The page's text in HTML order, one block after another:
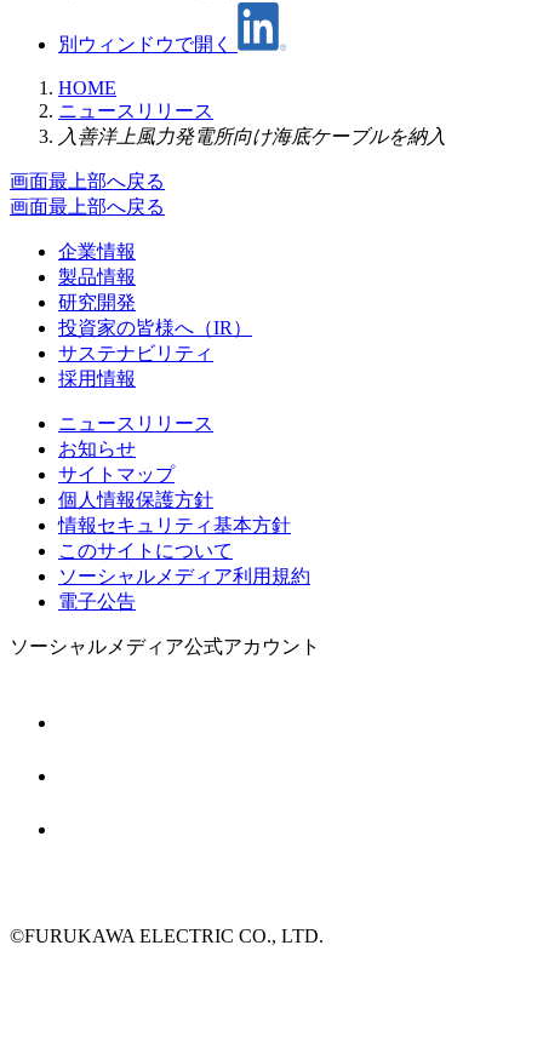
別ウィンドウで開く
HOME
ニュースリリース
入善洋上風力発電所向け海底ケーブルを納入
画面最上部へ戻る
画面最上部へ戻る
企業情報
製品情報
研究開発
投資家の皆様へ（IR）
サステナビリティ
採用情報
ニュースリリース
お知らせ
サイトマップ
個人情報保護方針
情報セキュリティ基本方針
このサイトについて
ソーシャルメディア利用規約
電子公告
ソーシャルメディア公式アカウント
©FURUKAWA ELECTRIC CO., LTD.